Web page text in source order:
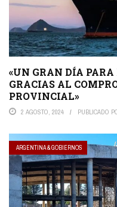
«UN GRAN DÍA PARA
GRACIAS AL
PROVINCIAL»
2 AGOSTO, 2024 PUBLICADO
ARGENTINA & GOBIERNOS